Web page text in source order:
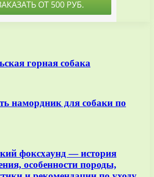
горная собака
намордник для собаки по
фоксхаунд — история
особенности породы,